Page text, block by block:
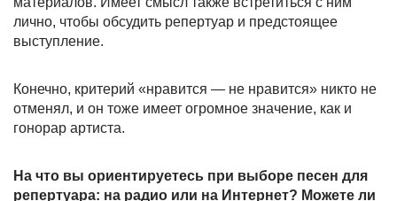
лично, чтобы обсудить репертуар и предстоящее
выступление.
Конечно, критерий «нравится — не нравится» никто не
отменял, и он тоже имеет огромное значение, как и
гонорар артиста.
На что вы ориентируетесь при выборе песен для
репертуара: на радио или на Интернет? Можете ли